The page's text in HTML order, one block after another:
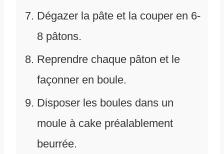
Dégazer la pâte et la couper en 6-
8 pâtons.
Reprendre chaque pâton et le
façonner en boule.
Disposer les boules dans un
moule à cake préalablement
beurrée.